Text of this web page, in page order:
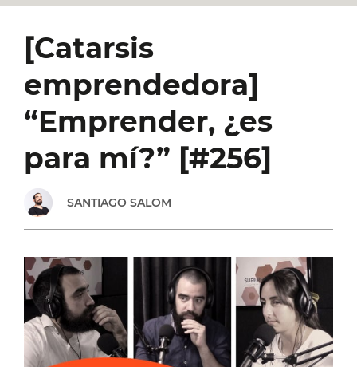
ESPERA
EMPRENDEDOR
NUNCA
LLEGA)
[#265]
[Catarsis
emprendedora]
“Emprender, ¿es
para mí?” [#256]
SANTIAGO SALOM